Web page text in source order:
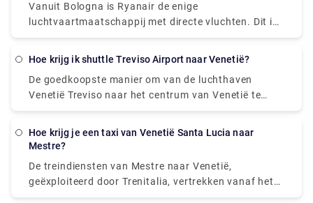
gemakkelijkste manier om tussen de luchthaven en
het stadscentrum te reizen. De ATVO Express-bus is
van het centrum naar het centrale busstation,
Piazzale Roma, brengt. Deze bus gaat elke 20
minuten en de prijs is 8 euro (15 euro voor het
Vanuit Bologna is Ryanair de enige
luchtvaartmaatschappij met directe vluchten. Dit is
een seizoensroute die begint in juni en eindigt in
stop naar Santorini vliegen.
hoe krijg ik shuttle Treviso Airport naar Venetië?
De goedkoopste manier om van de luchthaven
Venetië Treviso naar het centrum van Venetië te
komen, is de ATVO of de Barzi-shuttle. De rit duurt
Ondertussen kost een taxi € 100, maar het is
en biedt plaats aan maximaal vier passagiers.
hoe krijg je een taxi van Venetië Santa Lucia naar
Mestre?
De treindiensten van Mestre naar Venetië,
geëxploiteerd door Trenitalia, vertrekken vanaf het
station Venezia Mestre. Trein of bus van Mestre